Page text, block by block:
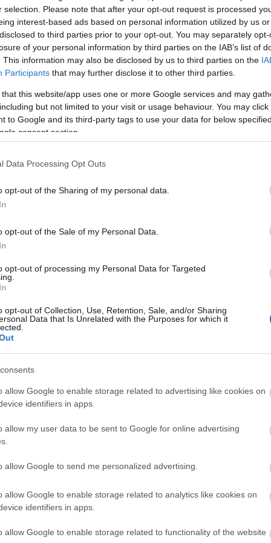
selection. Please note that after your opt-out request is processed
interest-based ads based on personal information utilized by us
to third parties prior to your opt-out. You may separately
of your personal information by third parties on the IAB’s list of
This information may also be disclosed by us to third parties on the
Participants that may further disclose it to other third parties.
that this website/app uses one or more Google services and may
but not limited to your visit or usage behaviour. You may
to Google and its third-party tags to use your data for below
consent section.
Data Processing Opt Outs
opt-out of the Sharing of my personal data.
opt-out of the Sale of my Personal Data.
opt-out of processing my Personal Data for Targeted
opt-out of Collection, Use, Retention, Sale, and/or Sharing
Data that Is Unrelated with the Purposes for which it
allow Google to enable storage related to advertising like cookies on
identifiers in apps.
allow my user data to be sent to Google for online advertising
allow Google to send me personalized advertising.
allow Google to enable storage related to analytics like cookies on
identifiers in apps.
allow Google to enable storage related to functionality of the website
aki
Bánfalvy Ági az Abigélről
Bánfalvy Ágival készített interjút a Sikeres Nők
az Abigél kapcsán, melynek producere és
egyben. A darabot az ősszel az Urániában játsszák.
Lapszemle.
a
Zoltántól
című "családi tébolydáját" a Fogasházban, Tamási
Megszűnés fenyegeti a Közép-Európa
pályázati források késlekedése miatt. A társulat
támogatói kártya kibocsátásával próbál
nek.